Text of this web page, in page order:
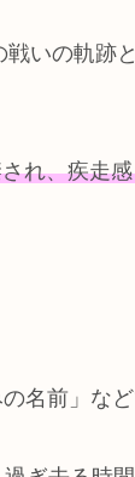
戦いの軌跡
れ、疾走
名前」な